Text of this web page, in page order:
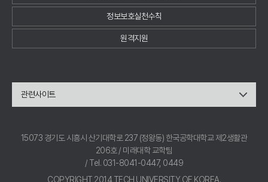
정보보호실천수칙
원격지원
관련사이트
15073 경기도 시흥시 산기대학로 237 (정왕동) 한국공학대학교 제2생활관
206호 / 미래대학 교학팀
/ Tel. 031-8041-0447, 0449
COPYRIGHT 2014 TECH UNIVERSITY OF KOREA.